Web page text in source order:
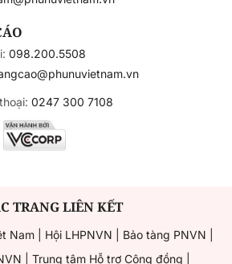
098.200.5508
0247 300 7108
TRANG LIÊN KẾT
Nam Hội LHPNVN Bảo tàng PNVN
Trung tâm Hỗ trợ Cộng đồng